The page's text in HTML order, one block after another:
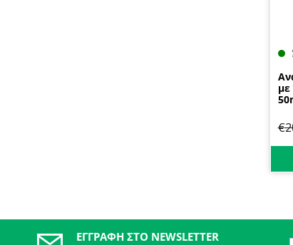
€
ΕΓΓΡΑΦΉ ΣΤΟ NEWSLETTER